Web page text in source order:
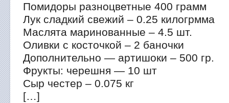
Помидоры разноцветные 400 грамм
Лук сладкий свежий – 0.25 килогрмма
Маслята маринованные – 4.5 шт.
Оливки с косточкой – 2 баночки
Дополнительно — артишоки – 500 гр.
Фрукты: черешня — 10 шт
Сыр честер – 0.075 кг
[…]